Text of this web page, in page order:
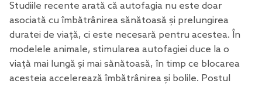
Studiile recente arată că autofagia nu este doar
asociată cu îmbătrânirea sănătoasă și prelungirea
duratei de viață, ci este necesară pentru acestea. În
modelele animale, stimularea autofagiei duce la o
viață mai lungă și mai sănătoasă, în timp ce blocarea
acesteia accelerează îmbătrânirea și bolile. Postul